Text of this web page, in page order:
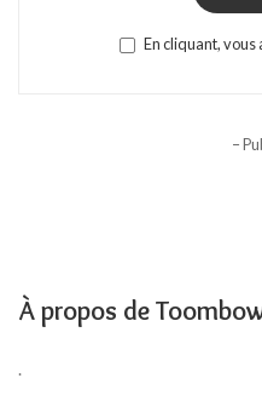
En cliquant, vous
–
À propos de
.